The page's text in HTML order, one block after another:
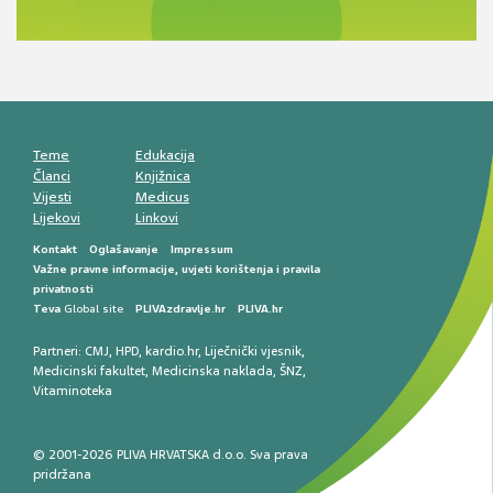
smetnji do rane onkološke dijagnostike
Teme
Članci
Vijesti
Lijekovi
Edukacija
Knjižnica
Medicus
Linkovi
Kontakt Oglašavanje
Impressum
Važne pravne informacije, uvjeti korištenja i pravila
privatnosti
Teva Global site PLIVAzdravlje.hr PLIVA.hr
Partneri: CMJ, HPD, kardio.hr, Liječnički vjesnik,
Medicinski fakultet, Medicinska naklada, ŠNZ,
Vitaminoteka
© 2001-2026 PLIVA HRVATSKA d.o.o. Sva prava
pridržana